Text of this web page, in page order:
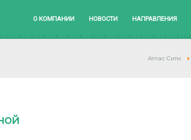
О КОМПАНИИ НОВОСТИ НАПРАВЛЕНИЯ
Атлас Сити